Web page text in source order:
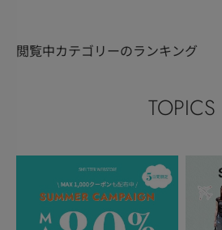
閲覧中カテゴリーのランキング
TOPICS